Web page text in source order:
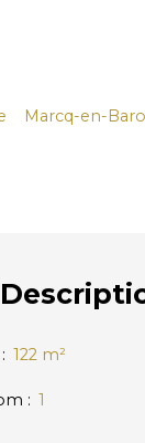
Marcq-en-
: 122 m²
: 1